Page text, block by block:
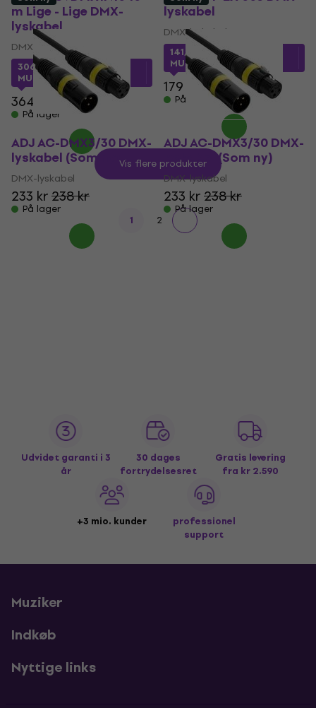
m Lige - Lige DMX-
lyskabel
DMX-lyskabel
306,09 krmed kode
MUZMUZ-15
364 kr
På lager
lyskabel
DMX-lyskabel
141,92 krmed kode
MUZMUZ-20
179 kr
På lager
ADJ AC-DMX3/30 DMX-
lyskabel (Som ny)
DMX-lyskabel
233 kr238 kr
På lager
ADJ AC-DMX3/30 DMX-
lyskabel (Som ny)
DMX-lyskabel
233 kr238 kr
På lager
Vis flere produkter
1 2
Udvidet garanti i 3
år
30 dages
fortrydelsesret
Gratis levering
fra kr 2.590
+3 mio. kunder
professionel
support
Muziker
Indkøb
Nyttige links